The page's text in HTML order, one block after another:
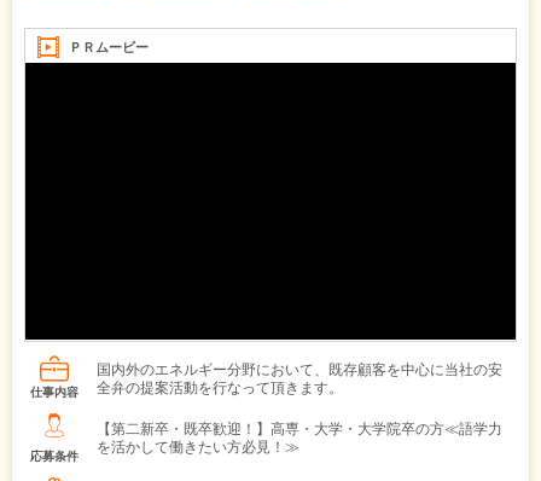
ＰＲムービー
仕事内容
国内外のエネルギー分野において、既存顧客を中心に当社の安
全弁の提案活動を行なって頂きます。
応募条件
【第二新卒・既卒歓迎！】高専・大学・大学院卒の方≪語学力
を活かして働きたい方必見！≫